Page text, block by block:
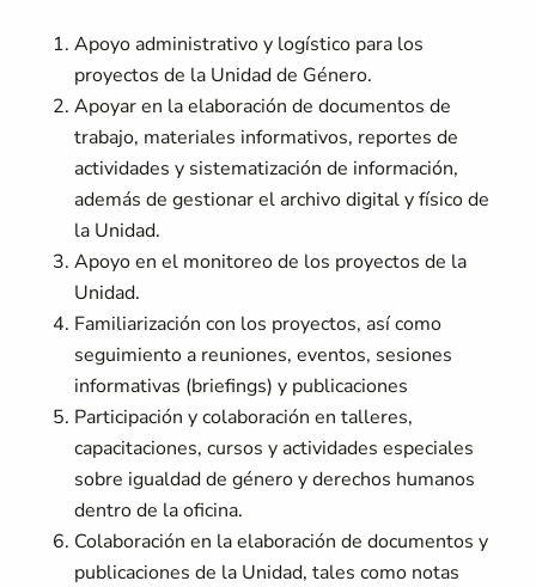
Apoyo administrativo y logístico para los
proyectos de la Unidad de Género.
Apoyar en la elaboración de documentos de
trabajo, materiales informativos, reportes de
actividades y sistematización de información,
además de gestionar el archivo digital y físico de
la Unidad.
Apoyo en el monitoreo de los proyectos de la
Unidad.
Familiarización con los proyectos, así como
seguimiento a reuniones, eventos, sesiones
informativas (briefings) y publicaciones
Participación y colaboración en talleres,
capacitaciones, cursos y actividades especiales
sobre igualdad de género y derechos humanos
dentro de la oficina.
Colaboración en la elaboración de documentos y
publicaciones de la Unidad, tales como notas